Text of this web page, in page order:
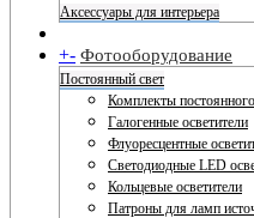
Аксессуары для интерьера
+- Фотооборудование
Постоянный свет
Комплекты
Галогенные осветители
Флуоресцентные
Светодиодные LED
Кольцевые осветители
Патроны для ламп